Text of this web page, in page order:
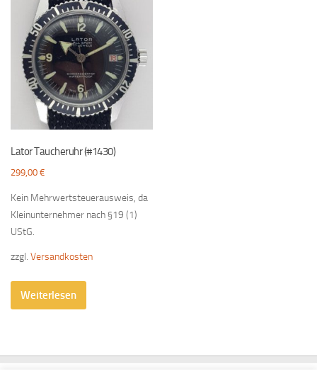
Lator Taucheruhr (#1430)
299,00 €
Kein Mehrwertsteuerausweis, da
Kleinunternehmer nach §19 (1)
UStG.
zzgl. Versandkosten
Weiterlesen